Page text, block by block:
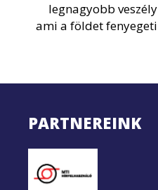
legnagyobb veszély
ami a földet fenyegeti
PARTNEREINK